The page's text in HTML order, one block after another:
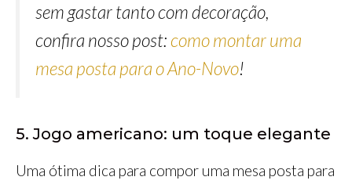
sem gastar tanto com decoração,
confira nosso post:como montar uma
mesa posta para o Ano-Novo!
5. Jogo americano: um toque elegante
Uma ótima dica para compor uma mesa posta para